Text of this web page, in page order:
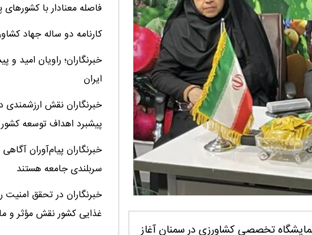
تخصصی کشاورزی در سمنان آغاز
فاصله معنادار با کشورهای
کارنامه دو ساله جهاد
خبرنگاران؛ راویان امید
ایران
خبرنگاران نقش ارزشمندی
پیشبرد اهداف توسعه کشور
خبرنگاران پیام‌آوران
سربلندى جامعه هستند
خبرنگاران در تحقق
غذایی کشور نقش مؤثر و